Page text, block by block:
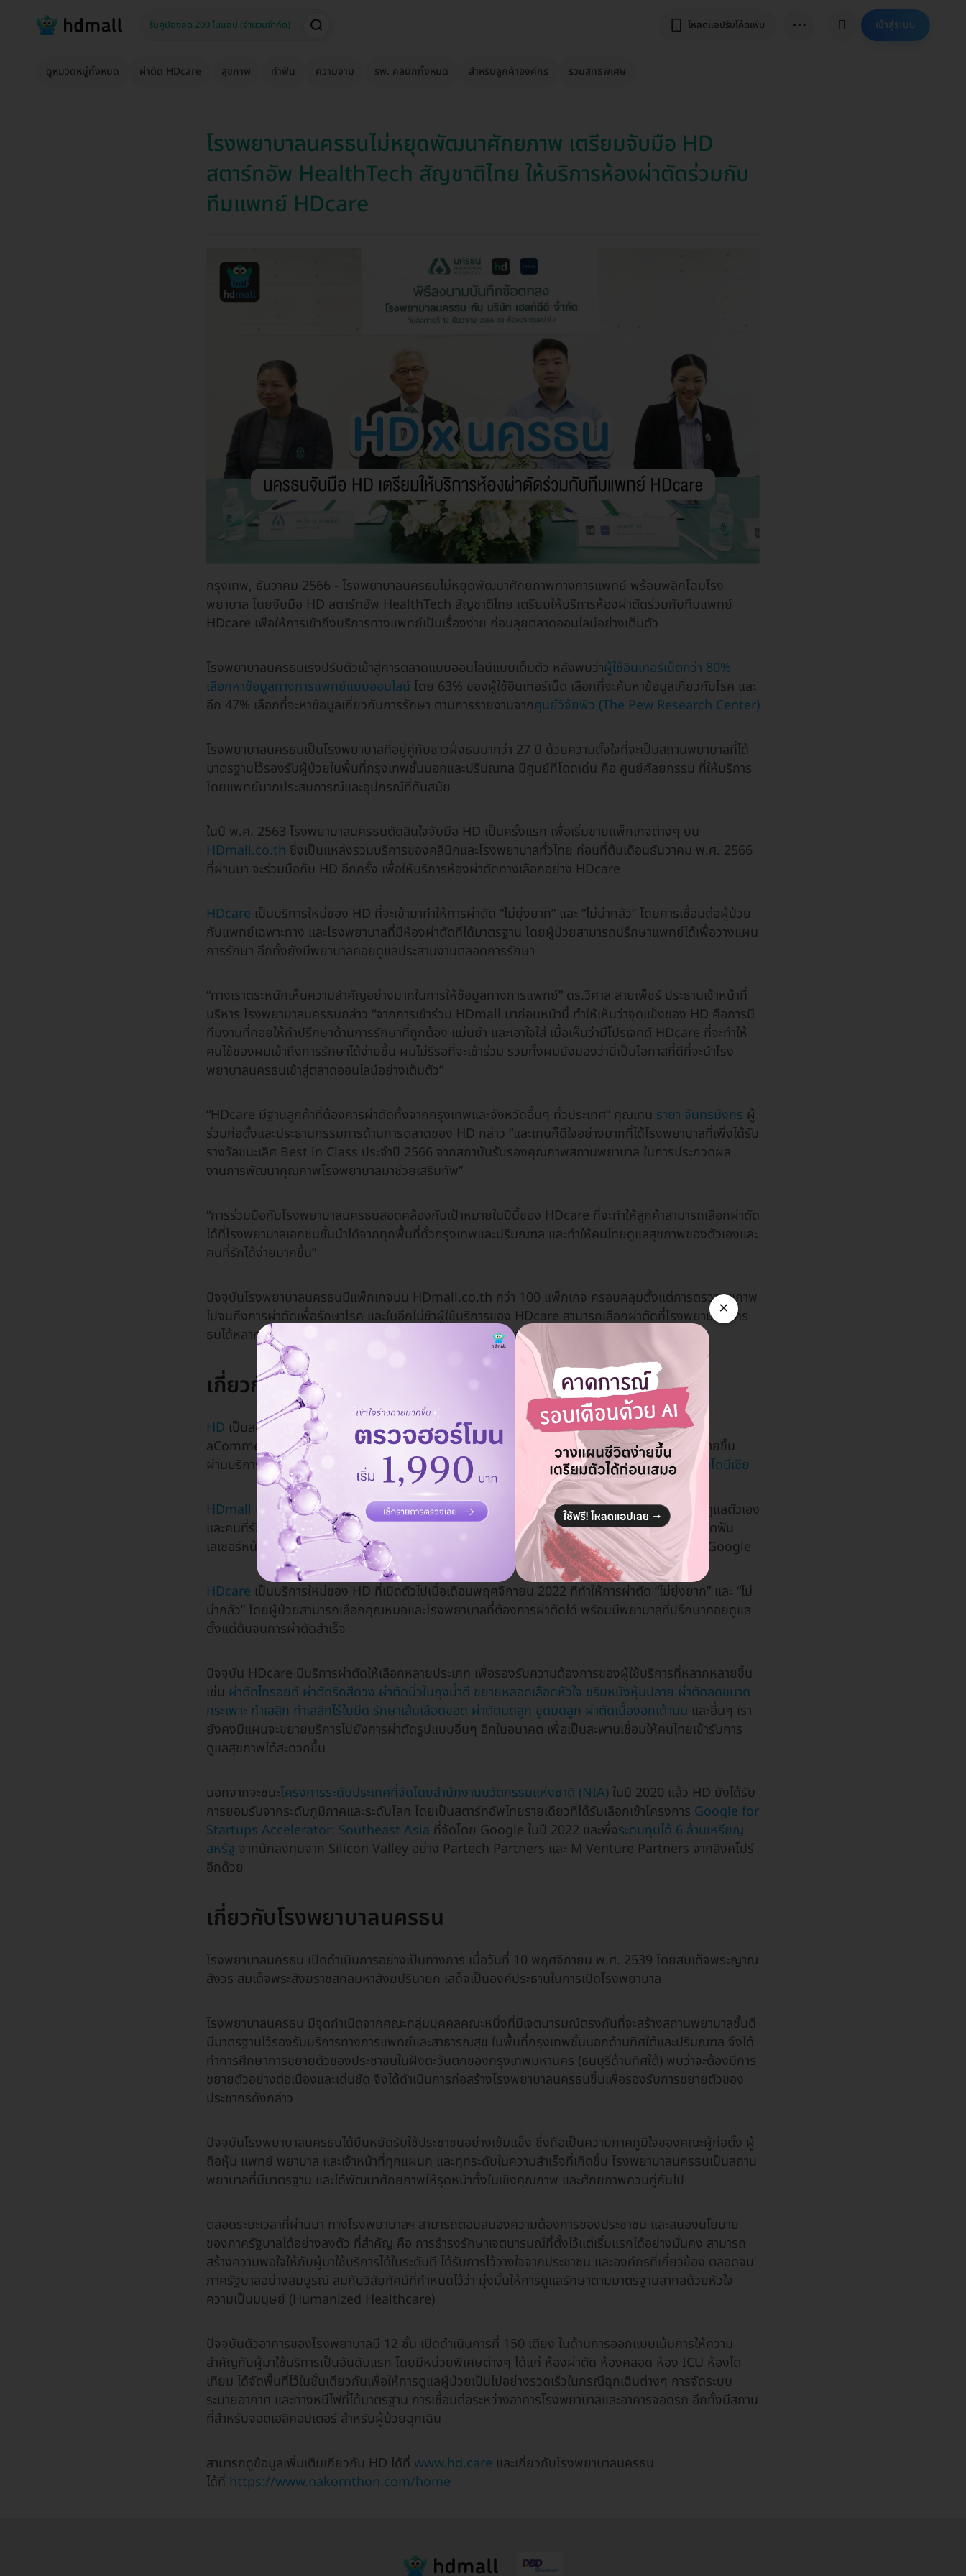
โหลดแอปรับโค้ดเพิ่ม ⋯ เข้าสู่ระบบ
ดูหมวดหมู่ทั้งหมด ผ่าตัด HDcare สุขภาพ ทำฟัน ความงาม รพ. คลินิกทั้งหมด สำหรับลูกค้าองค์กร รวมสิทธิพิเศษ
โรงพยาบาลนครธนไม่หยุดพัฒนาศักยภาพ เตรียมจับมือ HD
สตาร์ทอัพ HealthTech สัญชาติไทย ให้บริการห้องผ่าตัดร่วมกับ
ทีมแพทย์ HDcare
กรุงเทพ, ธันวาคม 2566 - โรงพยาบาลนครธนไม่หยุดพัฒนาศักยภาพทางการแพทย์ พร้อมพลิกโฉมโรง
พยาบาล โดยจับมือ HD สตาร์ทอัพ HealthTech สัญชาติไทย เตรียมให้บริการห้องผ่าตัดร่วมกับทีมแพทย์
HDcare เพื่อให้การเข้าถึงบริการทางแพทย์เป็นเรื่องง่าย ก่อนลุยตลาดออนไลน์อย่างเต็มตัว
โรงพยาบาลนครธนเร่งปรับตัวเข้าสู่การตลาดแบบออนไลน์แบบเต็มตัว หลังพบว่าผู้ใช้อินเทอร์เน็ตกว่า 80%
เลือกหาข้อมูลทางการแพทย์แบบออนไลน์ โดย 63% ของผู้ใช้อินเทอร์เน็ต เลือกที่จะค้นหาข้อมูลเกี่ยวกับโรค และ
อีก 47% เลือกที่จะหาข้อมูลเกี่ยวกับการรักษา ตามการรายงานจากศูนย์วิจัยพิว (The Pew Research Center)
โรงพยาบาลนครธนเป็นโรงพยาบาลที่อยู่คู่กับชาวฝั่งธนมากว่า 27 ปี ด้วยความตั้งใจที่จะเป็นสถานพยาบาลที่ได้
มาตรฐานไว้รองรับผู้ป่วยในพื้นที่กรุงเทพชั้นนอกและปริมณฑล มีศูนย์ที่โดดเด่น คือ ศูนย์ศัลยกรรม ที่ให้บริการ
โดยแพทย์มากประสบการณ์และอุปกรณ์ที่ทันสมัย
ในปี พ.ศ. 2563 โรงพยาบาลนครธนตัดสินใจจับมือ HD เป็นครั้งแรก เพื่อเริ่มขายแพ็กเกจต่างๆ บน
HDmall.co.th ซึ่งเป็นแหล่งรวมบริการของคลินิกและโรงพยาบาลทั่วไทย ก่อนที่ต้นเดือนธันวาคม พ.ศ. 2566
ที่ผ่านมา จะร่วมมือกับ HD อีกครั้ง เพื่อให้บริการห้องผ่าตัดทางเลือกอย่าง HDcare
HDcare เป็นบริการใหม่ของ HD ที่จะเข้ามาทำให้การผ่าตัด “ไม่ยุ่งยาก” และ “ไม่น่ากลัว” โดยการเชื่อมต่อผู้ป่วย
กับแพทย์เฉพาะทาง และโรงพยาบาลที่มีห้องผ่าตัดที่ได้มาตรฐาน โดยผู้ป่วยสามารถปรึกษาแพทย์ได้เพื่อวางแผน
การรักษา อีกทั้งยังมีพยาบาลคอยดูแลประสานงานตลอดการรักษา
“ทางเราตระหนักเห็นความสำคัญอย่างมากในการให้ข้อมูลทางการแพทย์” ดร.วิศาล สายเพ็ชร์ ประธานเจ้าหน้าที่
บริหาร โรงพยาบาลนครธนกล่าว “จากการเข้าร่วม HDmall มาก่อนหน้านี้ ทำให้เห็นว่าจุดแข็งของ HD คือการมี
ทีมงานที่คอยให้คำปรึกษาด้านการรักษาที่ถูกต้อง แม่นยำ และเอาใจใส่ เมื่อเห็นว่ามีโปรเจคต์ HDcare ที่จะทำให้
คนไข้ของผมเข้าถึงการรักษาได้ง่ายขึ้น ผมไม่รีรอที่จะเข้าร่วม รวมทั้งผมยังมองว่านี่เป็นโอกาสที่ดีที่จะนำโรง
พยาบาลนครธนเข้าสู่ตลาดออนไลน์อย่างเต็มตัว”
“HDcare มีฐานลูกค้าที่ต้องการผ่าตัดทั้งจากกรุงเทพและจังหวัดอื่นๆ ทั่วประเทศ” คุณเทน รายา จันทรมังกร ผู้
ร่วมก่อตั้งและประธานกรรมการด้านการตลาดของ HD กล่าว “และเทนก็ดีใจอย่างมากที่ได้โรงพยาบาลที่เพิ่งได้รับ
รางวัลชนะเลิศ Best in Class ประจำปี 2566 จากสถาบันรับรองคุณภาพสถานพยาบาล ในการประกวดผล
งานการพัฒนาคุณภาพโรงพยาบาลมาช่วยเสริมทัพ”
“การร่วมมือกับโรงพยาบาลนครธนสอดคล้องกับเป้าหมายในปีนี้ของ HDcare ที่จะทำให้ลูกค้าสามารถเลือกผ่าตัด
ได้ที่โรงพยาบาลเอกชนชั้นนำได้จากทุกพื้นที่ทั่วกรุงเทพและปริมณฑล และทำให้คนไทยดูแลสุขภาพของตัวเองและ
คนที่รักได้ง่ายมากขึ้น”
ปัจจุบันโรงพยาบาลนครธนมีแพ็กเกจบน HDmall.co.th กว่า 100 แพ็กเกจ ครอบคลุมตั้งแต่การตรวจสุขภาพ
ไปจนถึงการผ่าตัดเพื่อรักษาโรค และในอีกไม่ช้าผู้ใช้บริการของ HDcare สามารถเลือกผ่าตัดที่โรงพยาบาลนคร
ธนได้หลากหลาย เช่น
ผ่าตัดต่อมไทรอยด์ เนื้องอกมดลูก นิ่วในถุงน้ำดี เป็นต้น
เกี่ยวกับ HD
HD เป็นสตาร์ทอัพไทยที่ถูกก่อตั้งขึ้นมาในปี 2019 โดยกลุ่มผู้บริหารจากสตาร์ทอัพระดับภูมิภาคอย่าง
aCommerce และ Lazada ที่รวมตัวกันเพื่อใช้เทคโนโลยีช่วยให้คนดูแลสุขภาพตัวเองและคนที่รักได้ง่ายขึ้น
ผ่านบริการต่างๆ อย่าง
HDmall และ HDcareและมีลูกค้ามากกว่า 250,000 คนในประเทศไทยและ อินโดนีเซีย
HDmall เป็นศูนย์รวมบริการสุขภาพ ทำฟัน และความงามที่ใหญ่ที่สุดในประเทศไทย ที่ทำให้ลูกค้าเลือกดูแลตัวเอง
และคนที่รักได้ง่ายๆ เพราะมีบริการกว่า 20,000 แพ็กเกจจากกว่า 200 หมวดหมู่ ตั้งแต่ตรวจสุขภาพ จัดฟัน
เลเซอร์หน้า ศัลยกรรมต่างๆ ไปจนถึงการผ่าตัด การันตีด้วยรีวิว 4.9 ดาวจากลูกค้ากว่า 3,000 คนบน Google
HDcare เป็นบริการใหม่ของ HD ที่เปิดตัวไปเมื่อเดือนพฤศจิกายน 2022 ที่ทำให้การผ่าตัด “ไม่ยุ่งยาก” และ “ไม่
น่ากลัว” โดยผู้ป่วยสามารถเลือกคุณหมอและโรงพยาบาลที่ต้องการผ่าตัดได้ พร้อมมีพยาบาลที่ปรึกษาคอยดูแล
ตั้งแต่ต้นจนการผ่าตัดสำเร็จ
ปัจจุบัน HDcare มีบริการผ่าตัดให้เลือกหลายประเภท เพื่อรองรับความต้องการของผู้ใช้บริการที่หลากหลายขึ้น
เช่น ผ่าตัดไทรอยด์ ผ่าตัดริดสีดวง ผ่าตัดนิ่วในถุงน้ำดี ขยายหลอดเลือดหัวใจ ขริบหนังหุ้มปลาย ผ่าตัดลดขนาด
กระเพาะ ทำเลสิก ทำเลสิกไร้ใบมีด รักษาเส้นเลือดขอด ผ่าตัดมดลูก ขูดมดลูก ผ่าตัดเนื้องอกเต้านม และอื่นๆ เรา
ยังคงมีแผนจะขยายบริการไปยังการผ่าตัดรูปแบบอื่นๆ อีกในอนาคต เพื่อเป็นสะพานเชื่อมให้คนไทยเข้ารับการ
ดูแลสุขภาพได้สะดวกขึ้น
นอกจากจะชนะโครงการระดับประเทศที่จัดโดยสำนักงานนวัตกรรมแห่งชาติ (NIA) ในปี 2020 แล้ว HD ยังได้รับ
การยอมรับจากระดับภูมิภาคและระดับโลก โดยเป็นสตาร์ทอัพไทยรายเดียวที่ได้รับเลือกเข้าโครงการ Google for
Startups Accelerator: Southeast Asia ที่จัดโดย Google ในปี 2022 และพึ่งระดมทุนได้ 6 ล้านเหรียญ
สหรัฐ จากนักลงทุนจาก Silicon Valley อย่าง Partech Partners และ M Venture Partners จากสิงคโปร์
อีกด้วย
เกี่ยวกับโรงพยาบาลนครธน
โรงพยาบาลนครธน เปิดดําเนินการอย่างเป็นทางการ เมื่อวันที่ 10 พฤศจิกายน พ.ศ. 2539 โดยสมเด็จพระญาณ
สังวร สมเด็จพระสังฆราชสกลมหาสังฆปรินายก เสด็จเป็นองค์ประธานในการเปิดโรงพยาบาล
โรงพยาบาลนครธน มีจุดกําเนิดจากคณะกลุ่มบุคคลคณะหนึ่งที่มีเจตนารมณ์ตรงกันที่จะสร้างสถานพยาบาลชั้นดี
มีมาตรฐานไว้รองรับบริการทางการแพทย์และสาธารณสุข ในพื้นที่กรุงเทพชั้นนอกด้านทิศใต้และปริมณฑล จึงได้
ทำการศึกษาการขยายตัวของประชาชนในฝั่งตะวันตกของกรุงเทพมหานคร (ธนบุรีด้านทิศใต้) พบว่าจะต้องมีการ
ขยายตัวอย่างต่อเนื่องและเด่นชัด จึงได้ดําเนินการก่อสร้างโรงพยาบาลนครธนขึ้นเพื่อรองรับการขยายตัวของ
ประชากรดังกล่าว
ปัจจุบันโรงพยาบาลนครธนได้ยืนหยัดรับใช้ประชาชนอย่างเข้มแข็ง ซึ่งถือเป็นความภาคภูมิใจของคณะผู้ก่อตั้ง ผู้
ถือหุ้น แพทย์ พยาบาล และเจ้าหน้าที่ทุกแผนก และทุกระดับในความสําเร็จที่เกิดขึ้น โรงพยาบาลนครธนเป็นสถาน
พยาบาลที่มีมาตรฐาน และได้พัฒนาศักยภาพให้รุดหน้าทั้งในเชิงคุณภาพ และศักยภาพควบคู่กันไป
ตลอดระยะเวลาที่ผ่านมา ทางโรงพยาบาลฯ สามารถตอบสนองความต้องการของประชาชน และสนองนโยบาย
ของภาครัฐบาลได้อย่างลงตัว ที่สําคัญ คือ การธํารงรักษาเจตนารมณ์ที่ตั้งไว้แต่เริ่มแรกได้อย่างมั่นคง สามารถ
สร้างความพอใจให้กับผู้มาใช้บริการได้ในระดับดี ได้รับการไว้วางใจจากประชาชน และองค์กรที่เกี่ยวข้อง ตลอดจน
ภาครัฐบาลอย่างสมบูรณ์ สมกับวิสัยทัศน์ที่กําหนดไว้ว่า มุ่งมั่นให้การดูแลรักษาตามมาตรฐานสากลด้วยหัวใจ
ความเป็นมนุษย์ (Humanized Healthcare)
ปัจจุบันตัวอาคารของโรงพยาบาลมี 12 ชั้น เปิดดำเนินการที่ 150 เตียง ในด้านการออกแบบเน้นการให้ความ
สําคัญกับผู้มาใช้บริการเป็นอันดับแรก โดยมีหน่วยพิเศษต่างๆ ได้แก่ ห้องผ่าตัด ห้องคลอด ห้อง ICU ห้องไต
เทียม ได้จัดพื้นที่ไว้ในชั้นเดียวกันเพื่อให้การดูแลผู้ป่วยเป็นไปอย่างรวดเร็วในกรณีฉุกเฉินต่างๆ การจัดระบบ
ระบายอากาศ และทางหนีไฟที่ได้มาตรฐาน การเชื่อมต่อระหว่างอาคารโรงพยาบาลและอาคารจอดรถ อีกทั้งมีสถาน
ที่สําหรับจอดเฮลิคอปเตอร์ สําหรับผู้ป่วยฉุกเฉิน
สามารถดูข้อมูลเพิ่มเติมเกี่ยวกับ HD ได้ที่ www.hd.care และเกี่ยวกับโรงพยาบาลนครธน
ได้ที่ https://www.nakornthon.com/home
×